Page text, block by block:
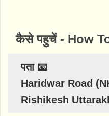
कैसे पहुचें - How
पता 📧
Haridwar Road
Rishikesh